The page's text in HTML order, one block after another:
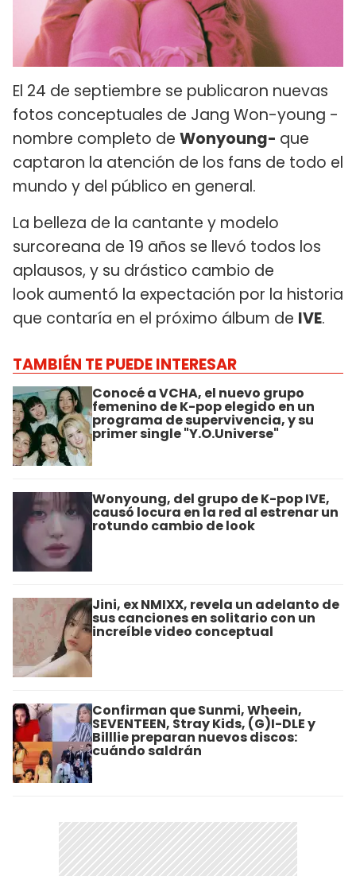
El 24 de septiembre se publicaron nuevas
fotos conceptuales de Jang Won-young -
nombre completo de Wonyoung- que
captaron la atención de los fans de todo el
mundo y del público en general.
La belleza de la cantante y modelo
surcoreana de 19 años se llevó todos los
aplausos, y su drástico cambio de
look aumentó la expectación por la historia
que contaría en el próximo álbum de IVE.
TAMBIÉN TE PUEDE INTERESAR
Conocé a VCHA, el nuevo grupo
femenino de K-pop elegido en un
programa de supervivencia, y su
primer single "Y.O.Universe"
Wonyoung, del grupo de K-pop IVE,
causó locura en la red al estrenar un
rotundo cambio de look
Jini, ex NMIXX, revela un adelanto de
sus canciones en solitario con un
increíble video conceptual
Confirman que Sunmi, Wheein,
SEVENTEEN, Stray Kids, (G)I-DLE y
Billlie preparan nuevos discos:
cuándo saldrán